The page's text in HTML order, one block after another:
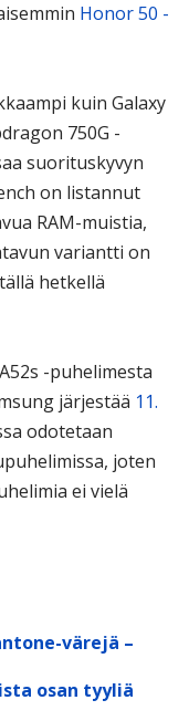
Honor 50 -
kuin Galaxy
750G -
suorituskyvyn
on listannut
RAM-muistia,
variantti on
hetkellä
-puhelimesta
järjestää 11.
odotetaan
joten
ei vielä
värejä –
osan tyyliä